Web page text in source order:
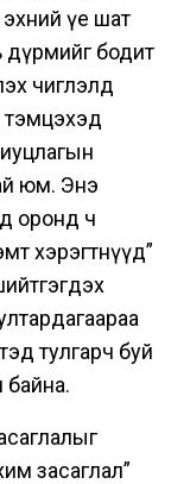
үе шат
дүрмийг бодит
чиглэлд
тэмцэхэд
юм. Энэ
оронд ч
хэрэгтнүүд”
тулгарч буй
засаглал”